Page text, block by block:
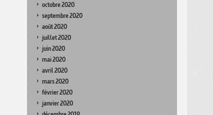
octobre 2020
septembre 2020
août 2020
juillet 2020
juin 2020
mai 2020
avril 2020
mars 2020
février 2020
janvier 2020